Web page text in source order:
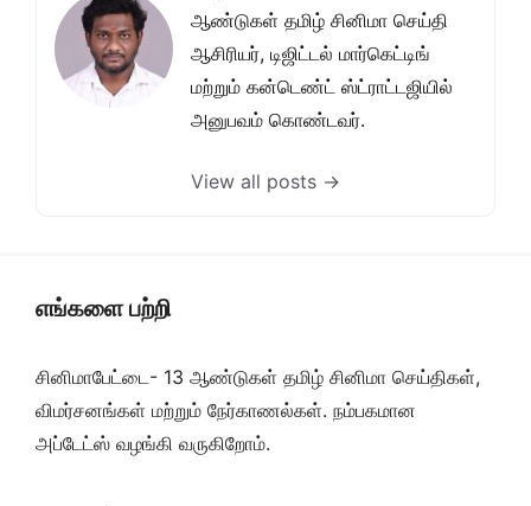
ஆண்டுகள் தமிழ் சினிமா செய்தி
ஆசிரியர், டிஜிட்டல் மார்கெட்டிங்
மற்றும் கன்டெண்ட் ஸ்ட்ராட்டஜியில்
அனுபவம் கொண்டவர்.
View all posts →
எங்களை பற்றி
சினிமாபேட்டை- 13 ஆண்டுகள் தமிழ் சினிமா செய்திகள்,
விமர்சனங்கள் மற்றும் நேர்காணல்கள். நம்பகமான
அப்டேட்ஸ் வழங்கி வருகிறோம்.